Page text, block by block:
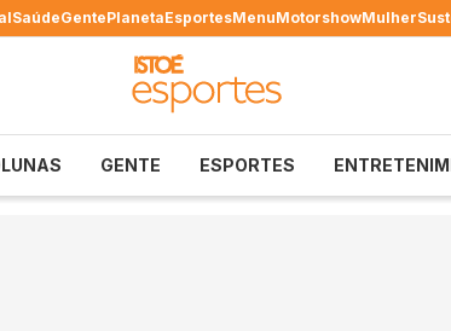
SaúdeGentePlanetaEsportesMenuMotorshowMulher
GENTE ESPORTES